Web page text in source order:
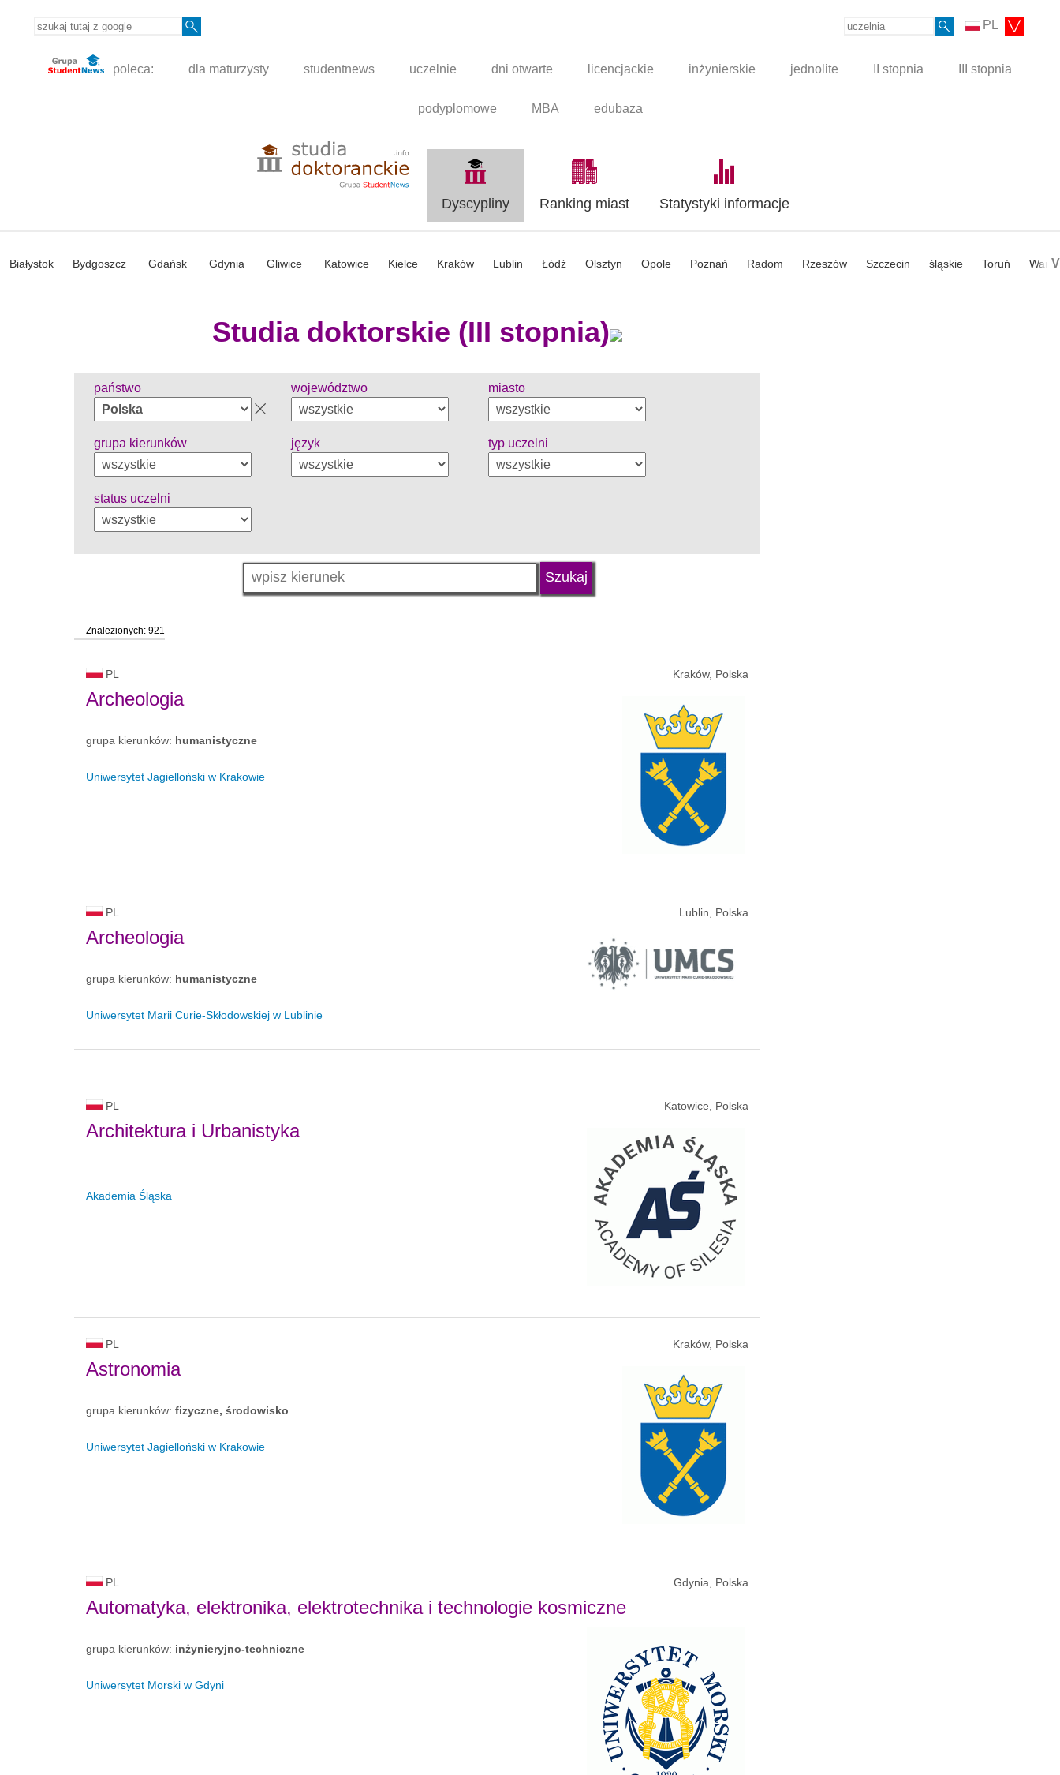
PL
poleca: dla maturzysty studentnews uczelnie dni otwarte licencjackie inżynierskie jednolite II stopnia III stopnia
podyplomowe MBA edubaza
Dyscypliny Ranking miast Statystyki informacje
Białystok Bydgoszcz Gdańsk Gdynia Gliwice Katowice Kielce Kraków Lublin Łódź Olsztyn Opole Poznań Radom Rzeszów Szczecin śląskie Toruń V
Studia doktorskie (III stopnia)
państwo województwo miasto
grupa kierunków język typ uczelni
status uczelni
Znalezionych: 921
PL Kraków, Polska
Archeologia
grupa kierunków: humanistyczne
Uniwersytet Jagielloński w Krakowie
PL Lublin, Polska
Archeologia
grupa kierunków: humanistyczne
Uniwersytet Marii Curie-Skłodowskiej w Lublinie
PL Katowice, Polska
Architektura i Urbanistyka
Akademia Śląska
PL Kraków, Polska
Astronomia
grupa kierunków: fizyczne, środowisko
Uniwersytet Jagielloński w Krakowie
PL Gdynia, Polska
Automatyka, elektronika, elektrotechnika i technologie kosmiczne
grupa kierunków: inżynieryjno-techniczne
Uniwersytet Morski w Gdyni